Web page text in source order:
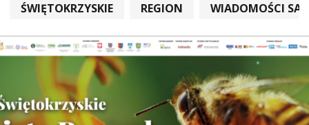
ŚWIĘTOKRZYSKIE REGION WIADOMOŚCI